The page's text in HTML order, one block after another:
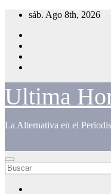
Saltar
contenido
sáb. Ago 8th, 2026
Ultima
La Alternativa en el